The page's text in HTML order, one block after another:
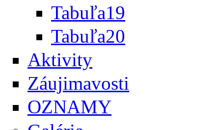
Tabuľa19
Tabuľa20
Aktivity
Záujimavosti
OZNAMY